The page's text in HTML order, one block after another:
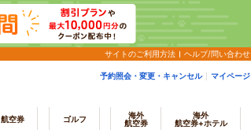
サイトのご利用方法 ヘルプ/問い合わせ
予約照会・変更・キャンセル マイページ
航空券 ゴルフ
海外
航空券
海外
航空券+ホテル